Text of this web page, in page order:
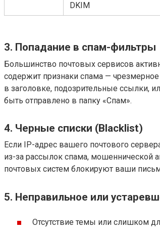
DKIM
3. Попадание в спам-фильтры
Большинство почтовых сервисов
содержит признаки спама —
в заголовке, подозрительные ссылки,
быть отправлено в папку «Спам».
4. Черные списки (Blacklist)
Если IP-адрес вашего почтового
из-за рассылок спама, мошеннической
почтовых систем блокируют ваши
5. Неправильное или
Отсутствие темы или слишком